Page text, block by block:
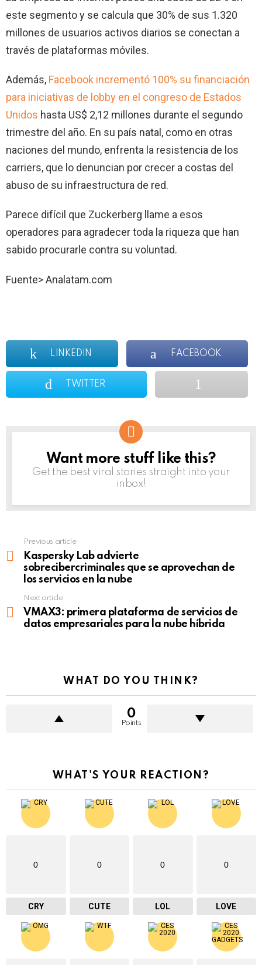
este segmento y se calcula que 30% de sus 1.320
millones de usuarios activos diarios se conectan a
través de plataformas móviles.
Además, Facebook incrementó 100% su financiación
para iniciativas de lobby en el congreso de Estados
Unidos hasta US$ 2,12 millones durante el segundo
trimestre del año. En su país natal, como en otras
naciones del mundo, enfrenta la resistencia de los
carriers, que lo denuncian por crecer a costas del
abuso de su infraestructura de red.
Parece difícil que Zuckerberg llame a esos
operadores para agradecer toda la riqueza que han
sabido procurarle contra su voluntad.
Fuente> Analatam.com
LINKEDIN FACEBOOK
TWITTER
NEWSLETTER
Want more stuff like this?
Get the best viral stories straight into your
inbox!
more
Previous article
Kaspersky Lab advierte
sobrecibercriminales que se aprovechan de
los servicios en la nube
Next article
VMAX3: primera plataforma de servicios de
datos empresariales para la nube híbrida
WHAT DO YOU THINK?
0
Points
WHAT'S YOUR REACTION?
0
CRY
0
CUTE
0
LOL
0
LOVE